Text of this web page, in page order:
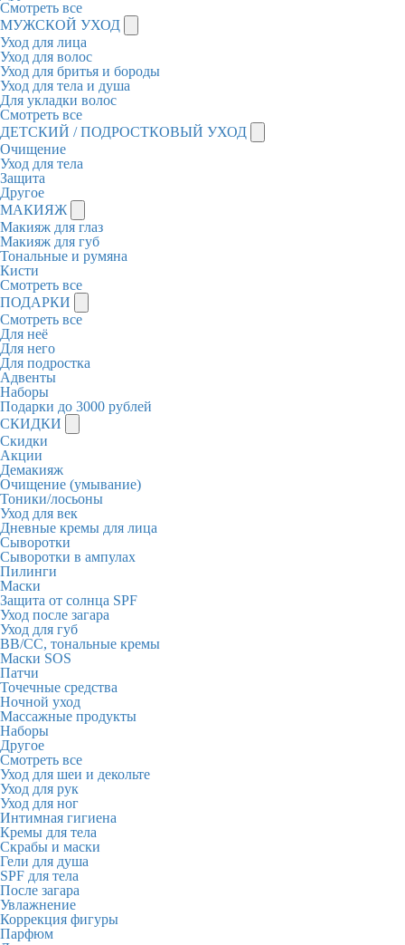
Смотреть все
МУЖСКОЙ УХОД
Уход для лица
Уход для волос
Уход для бритья и бороды
Уход для тела и душа
Для укладки волос
Смотреть все
ДЕТСКИЙ / ПОДРОСТКОВЫЙ УХОД
Очищение
Уход для тела
Защита
Другое
МАКИЯЖ
Макияж для глаз
Макияж для губ
Тональные и румяна
Кисти
Смотреть все
ПОДАРКИ
Смотреть все
Для неё
Для него
Для подростка
Адвенты
Наборы
Подарки до 3000 рублей
СКИДКИ
Скидки
Акции
Демакияж
Очищение (умывание)
Тоники/лосьоны
Уход для век
Дневные кремы для лица
Сыворотки
Сыворотки в ампулах
Пилинги
Маски
Защита от солнца SPF
Уход после загара
Уход для губ
BB/CC, тональные кремы
Маски SOS
Патчи
Точечные средства
Ночной уход
Массажные продукты
Наборы
Другое
Смотреть все
Уход для шеи и декольте
Уход для рук
Уход для ног
Интимная гигиена
Кремы для тела
Скрабы и маски
Гели для душа
SPF для тела
После загара
Увлажнение
Коррекция фигуры
Парфюм